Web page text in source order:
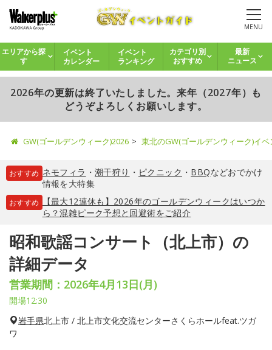
MENU
エリアから探
す
イベント
カレンダー
イベント
ランキング
カテゴリ別
おすすめ
最新
ニュース
2026年の更新は終了いたしました。来年（2027年）も
どうぞよろしくお願いします。
GW(ゴールデンウィーク)2026 東北のGW(ゴールデンウィーク)イ
おすすめ ネモフィラ ・ 潮干狩り ・ ピクニック ・ BBQなどおでかけ
情報を大特集
おすすめ
【最大12連休も】2026年のゴールデンウィークはいつか
ら？混雑ピーク予想と回避術をご紹介
昭和歌謡コンサート（北上市）の
詳細データ
営業期間：2026年4月13日(月)
開場12:30
岩手県北上市 / 北上市文化交流センターさくらホールfeat.ツガ
ワ